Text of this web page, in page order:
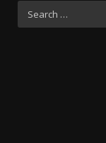
Search
for: